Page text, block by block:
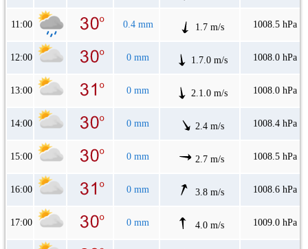
11:00 0.4 mm 1.7 m/s 1008.5 hPa
12:00 0 mm 1.7.0 m/s 1008.0 hPa
13:00 0 mm 2.1.0 m/s 1008.0 hPa
14:00 0 mm 2.4 m/s 1008.4 hPa
15:00 0 mm 2.7 m/s 1008.5 hPa
16:00 0 mm 3.8 m/s 1008.6 hPa
17:00 0 mm 4.0 m/s 1009.0 hPa